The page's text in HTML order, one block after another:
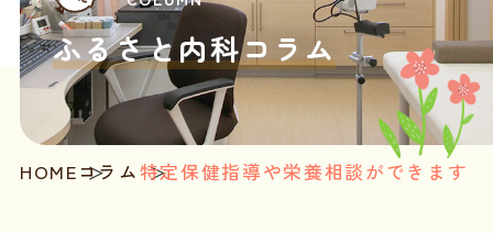
受診される方へ
診療内容
クリニック案内
ふるさと内科コラム
HOMEコラム特定保健指導や栄養相談ができます